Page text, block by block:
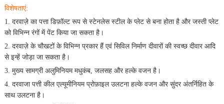
विशेषताएं:
1. दरवाज़े का पत्ता डिफ़ॉल्ट रूप से स्टेनलेस स्टील के प्लेट से बना होता है और जस्ती प्लेट
को विभिन्न रंगों में पेंट किया जा सकता है।
2. दरवाज़े के चौखटों के विभिन्न प्रकार हैं एवं सिविल निर्माण दीवारों की स्वच्छ दीवार आदि
से इन्हें जोड़ा जा सकता है।
3. मुख्य सामग्री अलुमिनियम मधुकंब, जलसह और हल्के वजन है।
4. दरवाजा पत्ती कील एल्यूमीनियम प्रोफ़ाइल उलटना हल्के वजन और सुंदर अंतर्निहित के
साथ उलटना है।